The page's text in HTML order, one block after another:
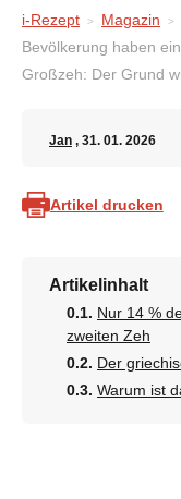
i-Rezept Magazin
Bevölkerung haben
Großzeh: Der Grund
Jan , 31. 01. 2026
Artikel drucken
Artikelinhalt
Nur 14 %
zweiten Zeh
Der
Warum ist